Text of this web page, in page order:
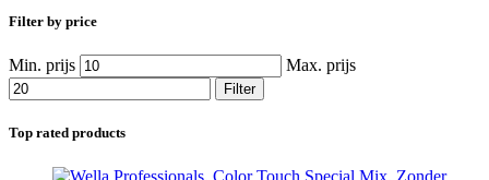
Filter by price
Min. prijs Max. prijs
Filter
Top rated products